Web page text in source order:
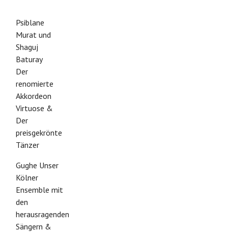
Psiblane
Murat und
Shaguj
Baturay
Der
renomierte
Akkordeon
Virtuose &
Der
preisgekrönte
Tänzer
Gughe Unser
Kölner
Ensemble mit
den
herausragenden
Sängern &